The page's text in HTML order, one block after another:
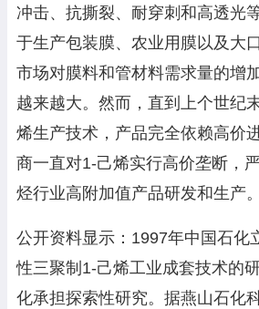
冲击、抗撕裂、耐穿刺和高透光
于生产包装膜、农业用膜以及大
市场对膜料和管材料需求量的增
越来越大。然而，直到上个世纪
烯生产技术，产品完全依赖高价
商一直对1-己烯实行高价垄断，
烃行业高附加值产品研发和生产。
公开资料显示：1997年中国石化
性三聚制1-己烯工业成套技术的
化承担探索性研究。据燕山石化